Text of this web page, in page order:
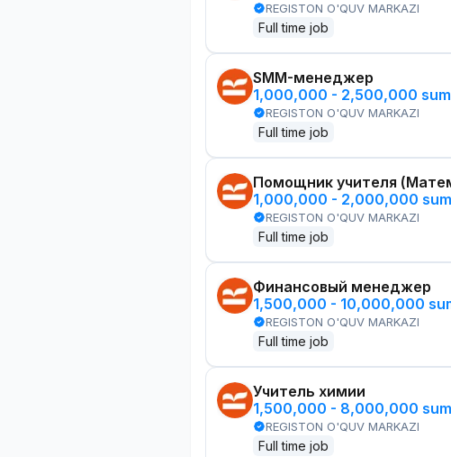
REGISTON O'QUV MARKAZI
Full time job
SMM-менеджер
1,000,000 - 2,500,000 sum
REGISTON O'QUV MARKAZI
Full time job
Помощник учителя
1,000,000 - 2,000,000 sum
REGISTON O'QUV MARKAZI
Full time job
Финансовый менеджер
1,500,000 - 10,000,000
REGISTON O'QUV MARKAZI
Full time job
Учитель химии
1,500,000 - 8,000,000 sum
REGISTON O'QUV MARKAZI
Full time job